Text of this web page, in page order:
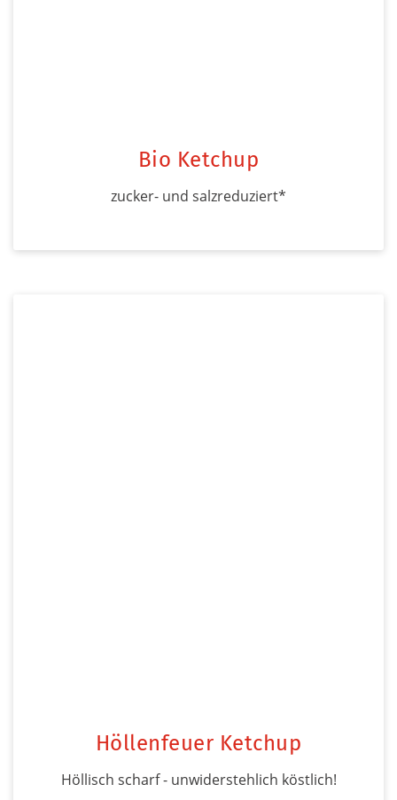
Bio Ketchup
zucker- und salzreduziert*
Höllenfeuer Ketchup
Höllisch scharf - unwiderstehlich köstlich!